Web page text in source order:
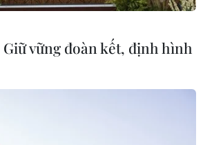
môi trường đô thị
từ nguồn - Giải
rạch TP Hồ Chí
Giữ vững đoàn kết, định hình